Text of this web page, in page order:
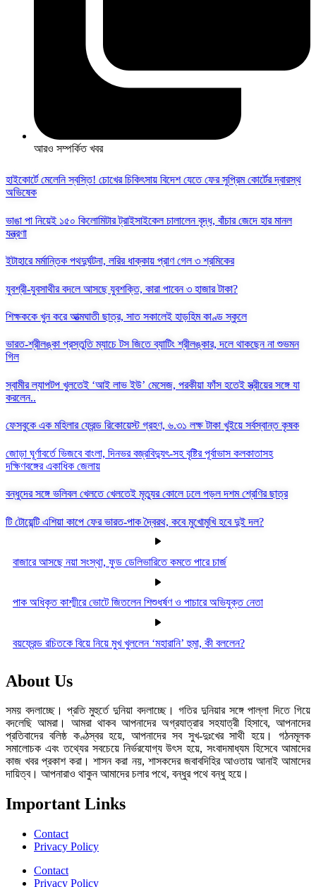
আরও সম্পর্কিত খবর
হাইকোর্টে মেলেনি স্বস্তি! চোখের চিকিৎসায় বিদেশ যেতে ফের সুপ্রিম কোর্টের দ্বারস্থ
অভিষেক
ভাঙা পা নিয়েই ১৫০ কিলোমিটার ট্রাইসাইকেল চালালেন বৃদ্ধ, বাঁচার জেদে হার মানল
যন্ত্রণা
ইটাহারে মর্মান্তিক পথদুর্ঘটনা, লরির ধাক্কায় প্রাণ গেল ৩ শ্রমিকের
যুবশ্রী-যুবসাথীর বদলে আসছে যুবশক্তি, কারা পাবেন ৩ হাজার টাকা?
শিক্ষককে খুন করে আত্মঘাতী ছাত্র, সাত সকালেই হাড়হিম কাণ্ড স্কুলে
ভারত-শ্রীলঙ্কা প্রস্তুতি ম্যাচে টস জিতে ব্যাটিং শ্রীলঙ্কার, দলে থাকছেন না শুভমন
গিল
স্বামীর ল্যাপটপ খুলতেই ‘আই লাভ ইউ’ মেসেজ, পরকীয়া ফাঁস হতেই স্ত্রীয়ের সঙ্গে যা
করলেন..
ফেসবুকে এক মহিলার ফ্রেন্ড রিকোয়েস্ট গ্রহণ, ৬.৩১ লক্ষ টাকা খুইয়ে সর্বস্বান্ত কৃষক
জোড়া ঘূর্ণাবর্তে ভিজবে বাংলা, দিনভর বজ্রবিদ্যুৎ-সহ বৃষ্টির পূর্বাভাস কলকাতাসহ
দক্ষিণবঙ্গের একাধিক জেলায়
বন্ধুদের সঙ্গে ভলিবল খেলতে খেলতেই মৃত্যুর কোলে ঢলে পড়ল দশম শ্রেণির ছাত্র
টি টোয়েন্টি এশিয়া কাপে ফের ভারত-পাক দ্বৈরথ, কবে মুখোমুখি হবে দুই দল?
বাজারে আসছে নয়া সংস্থা, ফুড ডেলিভারিতে কমতে পারে চার্জ
পাক অধিকৃত কাশ্মীরে ভোটে জিতলেন শিশুধর্ষণ ও পাচারে অভিযুক্ত নেতা
বয়ফ্রেন্ড রচিতকে বিয়ে নিয়ে মুখ খুললেন ‘মহারানি’ হুমা, কী বললেন?
About Us
সময় বদলাচ্ছে। প্রতি মুহুর্তে দুনিয়া বদলাচ্ছে। গতির দুনিয়ার সঙ্গে পাল্লা দিতে গিয়ে
বদলেছি আমরা। আমরা থাকব আপনাদের অগ্রযাত্রার সহযাত্রী হিসাবে, আপনাদের
প্রতিবাদের বলিষ্ঠ কণ্ঠস্বর হয়ে, আপনাদের সব সুখ-দুঃখের সাথী হয়ে। গঠনমূলক
সমালোচক এবং তথ্যের সবচেয়ে নির্ভরযোগ্য উ‍ৎস হয়ে, সংবাদমাধ্যম হিসেবে আমাদের
কাজ খবর প্রকাশ করা। শাসন করা নয়, শাসকদের জবাবদিহির আওতায় আনাই আমাদের
দায়িত্ব। আপনারাও থাকুন আমাদের চলার পথে, বন্ধুর পথে বন্ধু হয়ে।
Important Links
Contact
Privacy Policy
Contact
Privacy Policy